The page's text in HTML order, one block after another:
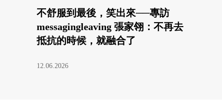
不舒服到最後，笑出來──專訪
messagingleaving 張家翎：不再去
抵抗的時候，就融合了
12.06.2026